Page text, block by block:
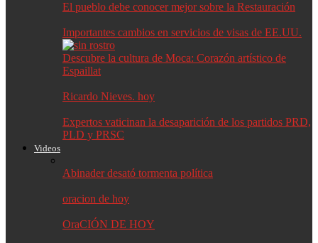
El pueblo debe conocer mejor sobre la Restauración
Importantes cambios en servicios de visas de EE.UU.
Descubre la cultura de Moca: Corazón artístico de
Espaillat
Ricardo Nieves. hoy
Expertos vaticinan la desaparición de los partidos PRD,
PLD y PRSC
Videos
Abinader desató tormenta política
oracion de hoy
OraCIÓN DE HOY